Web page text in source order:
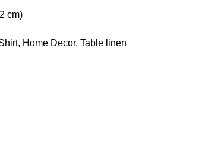
cm)
Home Decor, Table linen